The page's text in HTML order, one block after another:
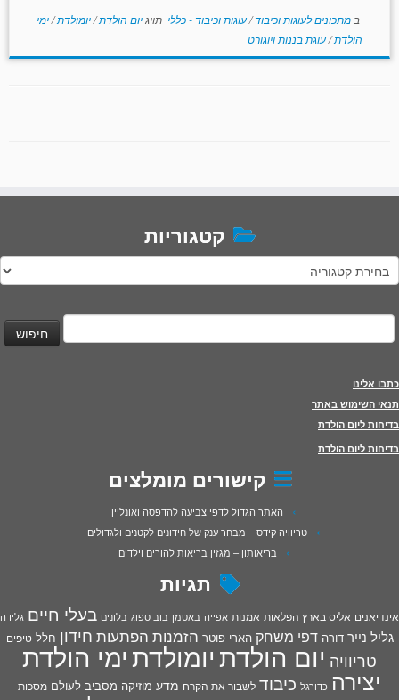
ב מתכונים לעוגות וכיבוד/עוגות וכיבוד - כללי תויגיום הולדת/יומולדת/ימי
הולדת/עוגת בננות ויוגורט
קטגוריות
קטגוריות
חיפוש:
כתבו אלינו
תנאי השימוש באתר
בדיחות ליום הולדת
בדיחות ליום הולדת
קישורים מומלצים
האתר הגדול לדפי צביעה להדפסה ואונליין
טריוויה קידס – מבחר ענק של חידונים לקטנים ולגדולים
בריאותון – מגזין בריאות להורים וילדים
תגיות
אינדיאנים אליס בארץ הפלאות אמנות אפייה באטמן בוב ספוג בלונים בעלי חיים גלידה
גליל נייר דורה דפי משחק הארי פוטר הזמנות הפתעות חידון חלל טיפים
טריוויה יום הולדתיומולדתימי הולדת
יצירה כדורגל כיבוד לשבור את הקרח מדע מוזיקה מסביב לעולם מסכות